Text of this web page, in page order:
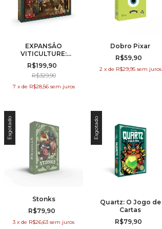
EXPANSÂO
VITICULTURE:
TUSCANY
ESSENTIAL EDITION
R$199,90
R$329,90
7 x de R$28,56 sem juros
Dobro Pixar
R$59,90
2 x de R$29,95 sem juros
Esgotado
Stonks
R$79,90
3 x de R$26,63 sem juros
Esgotado
Quartz: O Jogo de
Cartas
R$79,90